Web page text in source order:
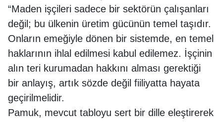
“Maden işçileri sadece bir sektörün çalışanları
değil; bu ülkenin üretim gücünün temel taşıdır.
Onların emeğiyle dönen bir sistemde, en temel
haklarının ihlal edilmesi kabul edilemez. İşçinin
alın teri kurumadan hakkını alması gerektiği
bir anlayış, artık sözde değil fiiliyatta hayata
geçirilmelidir.
Pamuk, mevcut tabloyu sert bir dille eleştirerek